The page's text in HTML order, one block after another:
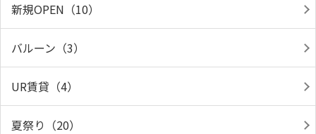
新規OPEN（10）
バルーン（3）
UR賃貸（4）
夏祭り（20）